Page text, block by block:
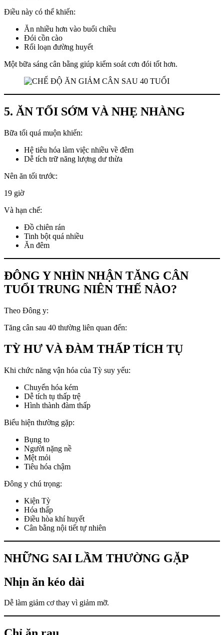
Điều này có thể khiến:
Ăn nhiều hơn vào buổi chiều
Đói cồn cào
Rối loạn đường huyết
Một bữa sáng cân bằng giúp kiểm soát cơn đói tốt hơn.
5. ĂN TỐI SỚM VÀ NHẸ NHÀNG
Bữa tối quá muộn khiến:
Hệ tiêu hóa làm việc nhiều về đêm
Dễ tích trữ năng lượng dư thừa
Nên ăn tối trước:
19 giờ
Và hạn chế:
Đồ chiên rán
Tinh bột quá nhiều
Ăn đêm
ĐÔNG Y NHÌN NHẬN TĂNG CÂN
TUỔI TRUNG NIÊN THẾ NÀO?
Theo Đông y:
Tăng cân sau 40 thường liên quan đến:
TỲ HƯ VÀ ĐÀM THẤP TÍCH TỤ
Khi chức năng vận hóa của Tỳ suy yếu:
Chuyển hóa kém
Dễ tích tụ thấp trệ
Hình thành đàm thấp
Biểu hiện thường gặp:
Bụng to
Người nặng nề
Mệt mỏi
Tiêu hóa chậm
Đông y chú trọng:
Kiện Tỳ
Hóa thấp
Điều hòa khí huyết
Cân bằng nội tiết tự nhiên
NHỮNG SAI LẦM THƯỜNG GẶP
Nhịn ăn kéo dài
Dễ làm giảm cơ thay vì giảm mỡ.